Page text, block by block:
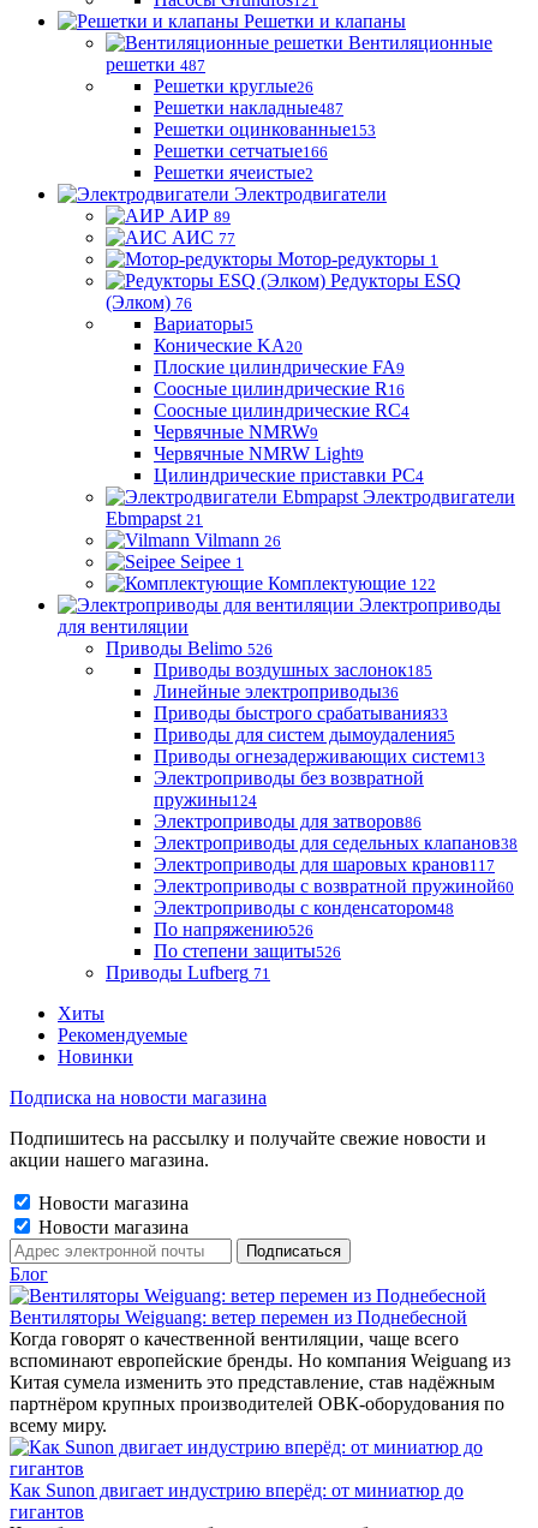
Решетки и клапаны
Вентиляционные
решетки 487
Решетки круглые26
Решетки накладные487
Решетки оцинкованные153
Решетки сетчатые166
Решетки ячеистые2
Электродвигатели
АИР 89
АИС 77
Мотор-редукторы 1
Редукторы ESQ
(Элком) 76
Вариаторы5
Конические KA20
Плоские цилиндрические FA9
Соосные цилиндрические R 16
Соосные цилиндрические RC4
Червячные NMRW9
Червячные NMRW Light9
Цилиндрические приставки PC4
Электродвигатели
Ebmpapst 21
Vilmann 26
Seipee 1
Комплектующие 122
Электроприводы
для вентиляции
Приводы Belimo 526
Приводы воздушных заслонок185
Линейные электроприводы36
Приводы быстрого срабатывания33
Приводы для систем дымоудаления5
Приводы огнезадерживающих систем13
Электроприводы без возвратной
пружины124
Электроприводы для затворов86
Электроприводы для седельных клапанов38
Электроприводы для шаровых кранов117
Электроприводы с возвратной пружиной60
Электроприводы с конденсатором48
По напряжению526
По степени защиты526
Приводы Lufberg 71
Хиты
Рекомендуемые
Новинки
Подписка на новости магазина
Подпишитесь на рассылку и получайте свежие новости и
акции нашего магазина.
Новости магазина
Новости магазина
Блог
Вентиляторы Weiguang: ветер перемен из Поднебесной
Когда говорят о качественной вентиляции, чаще всего
вспоминают европейские бренды. Но компания Weiguang из
Китая сумела изменить это представление, став надёжным
партнёром крупных производителей ОВК-оборудования по
всему миру.
Как Sunon двигает индустрию вперёд: от миниатюр до
гигантов